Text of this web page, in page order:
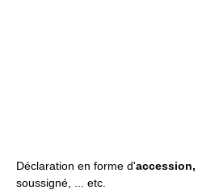
Déclaration en forme d'accession,
soussigné, ... etc.